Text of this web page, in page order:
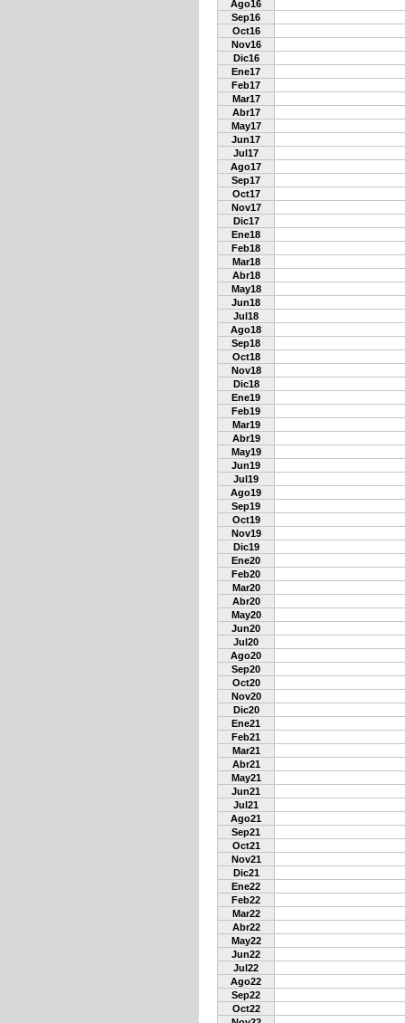
Ago16
Sep16
Oct16
Nov16
Dic16
Ene17
Feb17
Mar17
Abr17
May17
Jun17
Jul17
Ago17
Sep17
Oct17
Nov17
Dic17
Ene18
Feb18
Mar18
Abr18
May18
Jun18
Jul18
Ago18
Sep18
Oct18
Nov18
Dic18
Ene19
Feb19
Mar19
Abr19
May19
Jun19
Jul19
Ago19
Sep19
Oct19
Nov19
Dic19
Ene20
Feb20
Mar20
Abr20
May20
Jun20
Jul20
Ago20
Sep20
Oct20
Nov20
Dic20
Ene21
Feb21
Mar21
Abr21
May21
Jun21
Jul21
Ago21
Sep21
Oct21
Nov21
Dic21
Ene22
Feb22
Mar22
Abr22
May22
Jun22
Jul22
Ago22
Sep22
Oct22